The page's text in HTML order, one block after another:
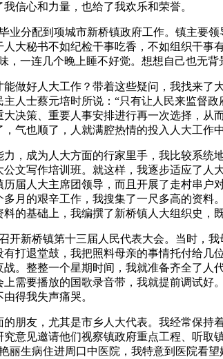
信心和力量，也给了我欢乐和荣誉。
分配到项城市新桥镇政府工作。镇主要领
大秘书不如纪检干事吃香，不如组织干
，一连几个晚上睡不好觉。想想自己也无背
好人大工作？带着这些疑问，我找来了
主人士蔡元培时所说：“只有让人民来监督
决策、重要人事安排进行再一次选择，
气也顺了，人就满腔热情的投入人大工作中
成为人大方面的行家里手，我比较系统
文写作培训班。就这样，我逐步适应了
届人大主席团领导，而且开展了走村串
月的艰辛工作，我搜集了一尺多高的资
的基础上，我编撰了新桥镇人大组织史，
新桥镇第十三届人民代表大会。当时，我
打退堂鼓，我把照料母亲的事情托付给
。整整一个星期时间，我就准备齐全了
需要播放的国歌录音带，我就提前调试
得我失声痛哭。
友，尤其是市乡人大代表。我经常保持
意见邀请他们视察镇政府重点工程、听取
丽生病住进周口中医院，我特意到医院看